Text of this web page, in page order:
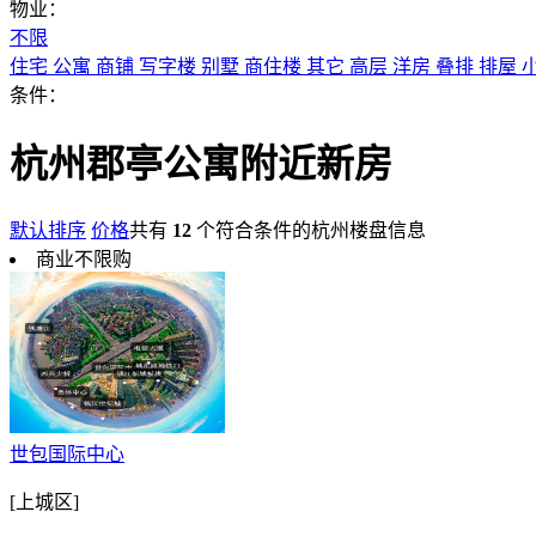
物业：
不限
住宅 公寓 商铺 写字楼 别墅 商住楼 其它 高层 洋房 叠排 排屋
条件：
杭州郡亭公寓附近新房
默认排序 价格共有 12 个符合条件的杭州楼盘信息
商业不限购
世包国际中心
[上城区]